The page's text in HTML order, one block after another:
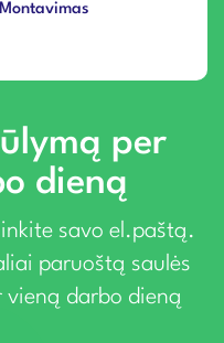
Montavimas
per
dieną
savo el.paštą.
paruoštą saulės
vieną darbo dieną